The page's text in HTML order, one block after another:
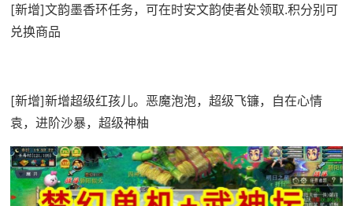
[新增]文韵墨香环任务，可在时安文韵使者处领取.积分别可
兑换商品
[新增]新增超级红孩儿。恶魔泡泡，超级飞镰，自在心情
袁，进阶沙暴，超级神柚